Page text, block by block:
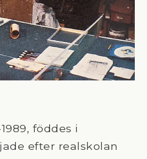
föddes i
efter realskolan